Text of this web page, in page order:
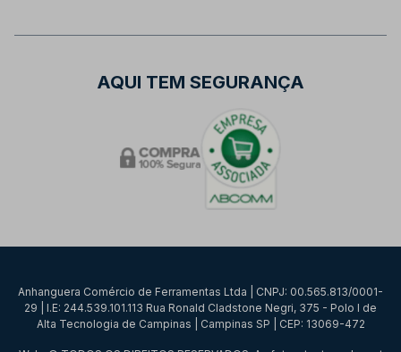
AQUI TEM SEGURANÇA
Anhanguera Comércio de Ferramentas Ltda | CNPJ: 00.565.813/0001-
29 | I.E: 244.539.101.113 Rua Ronald Cladstone Negri, 375 - Polo I de
Alta Tecnologia de Campinas | Campinas SP | CEP: 13069-472